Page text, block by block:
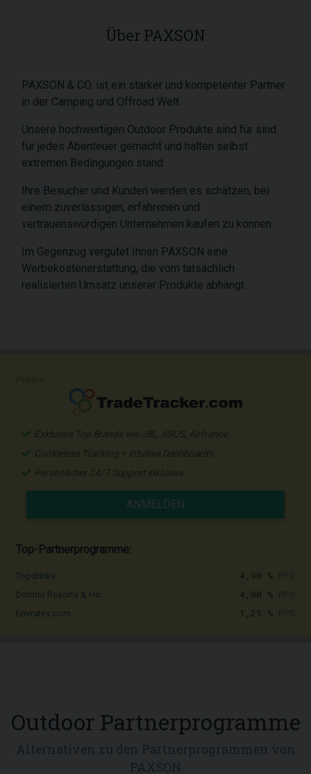
Über PAXSON
PAXSON & CO. ist ein starker und kompetenter Partner
in der Camping und Offroad Welt.
Unsere hochwertigen Outdoor Produkte sind für sind
für jedes Abenteuer gemacht und halten selbst
extremen Bedingungen stand.
Ihre Besucher und Kunden werden es schätzen, bei
einem zuverlässigen, erfahrenen und
vertrauenswürdigen Unternehmen kaufen zu können.
Im Gegenzug vergütet Ihnen PAXSON eine
Werbekostenerstattung, die vom tatsächlich
realisierten Umsatz unserer Produkte abhängt.
Exklusive Top Brands wie JBL, ASUS, Airfrance
Cookieless Tracking + intuitive Dashboards
Persönlicher 24/7 Support inklusive
ANMELDEN
Top-Partnerprogramme:
Topdrinks 4,90 %
Dormio Resorts & Ho... 4,00 %
Emirates.com 1,25 %
Outdoor Partnerprogramme